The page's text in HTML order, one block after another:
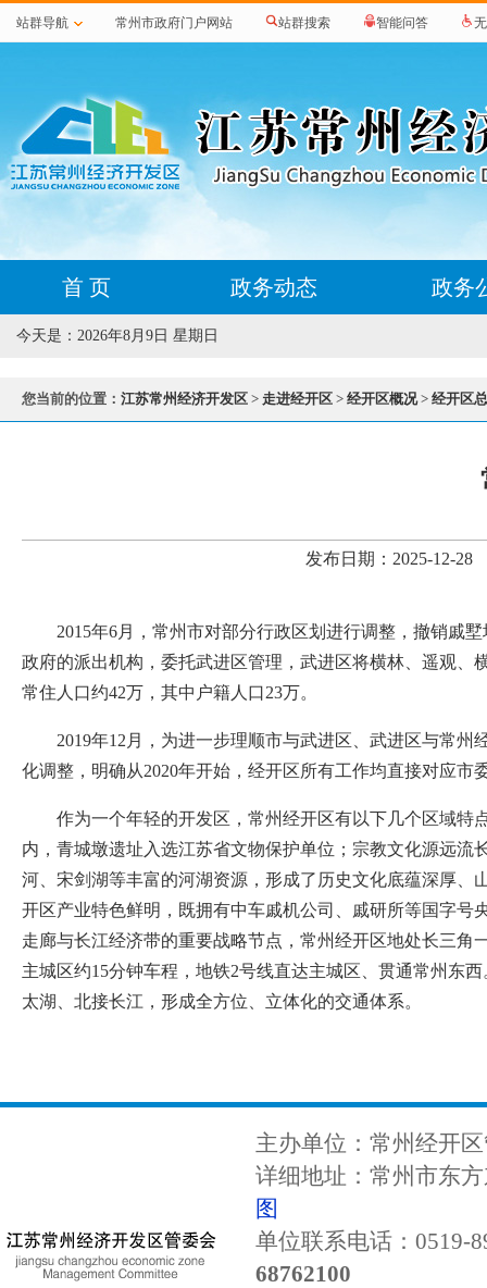
站群导航 常州市政府门户网站 站群搜索 智能问答
首 页 政务动态 政务
今天是： 2026年8月9日 星期日
您当前的位置： 江苏常州经济开发区 > 走进经开区 > 经开区概况> 经开区
发布日期：2025-12-
2015年6月，常州市对部分行政区划进行调整，撤销戚
政府的派出机构，委托武进区管理，武进区将横林、遥观、
常住人口约42万，其中户籍人口23万。
2019年12月，为进一步理顺市与武进区、武进区与常
化调整，明确从2020年开始，经开区所有工作均直接对应
作为一个年轻的开发区，常州经开区有以下几个区域特
内，青城墩遗址入选江苏省文物保护单位；宗教文化源远
河、宋剑湖等丰富的河湖资源，形成了历史文化底蕴深厚
开区产业特色鲜明，既拥有中车戚机公司、戚研所等国字号
走廊与长江经济带的重要战略节点，常州经开区地处长三
主城区约15分钟车程，地铁2号线直达主城区、贯通常州东
太湖、北接长江，形成全方位、立体化的交通体系。
主办单位：常州经开
详细地址：常州市东
图
单位联系电话：0519-
68762100